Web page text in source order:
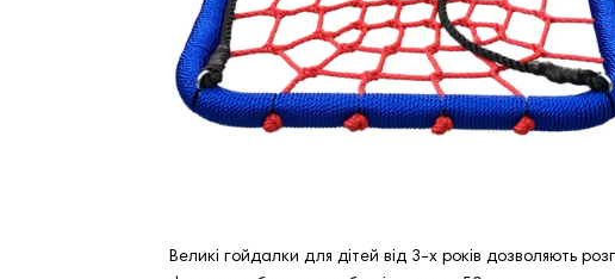
Великі гойдалки для дітей від 3-х років дозволяють